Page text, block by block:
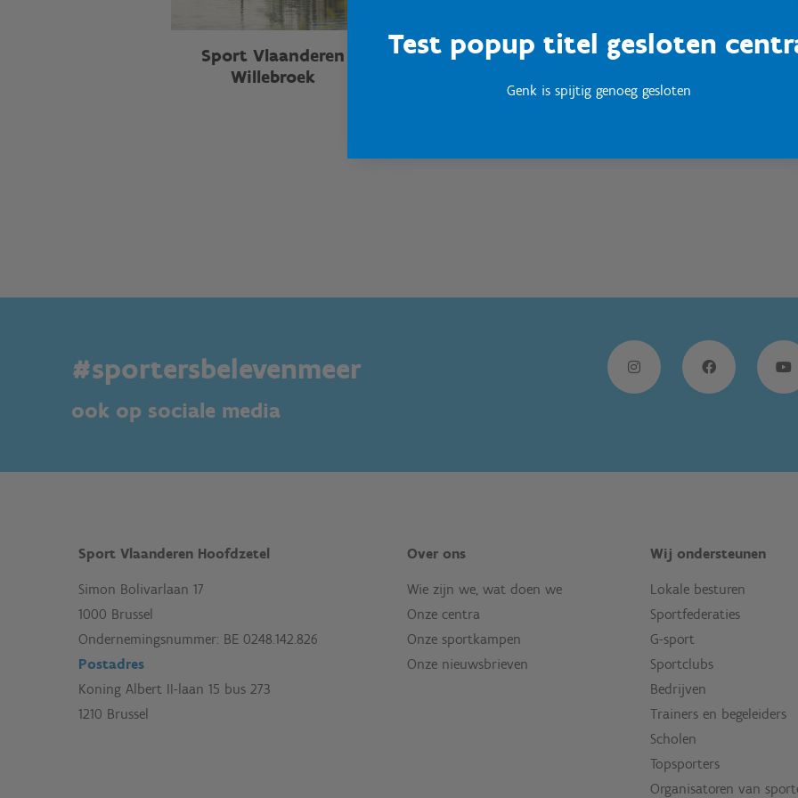
Test popup titel gesloten
Genk is spijtig genoeg gesloten
Sport Vlaanderen
Willebroek
Sport Vlaanderen
#sportersbelevenmeer
ook op sociale media
Sport Vlaanderen Hoofdzetel
Simon Bolivarlaan 17
1000 Brussel
Ondernemingsnummer: BE 0248.142.826
Postadres
Koning Albert II-laan 15 bus 273
1210 Brussel
Over ons
Wie zijn we, wat doen we
Onze centra
Onze sportkampen
Onze nieuwsbrieven
Wij ondersteunen
Lokale besturen
Sportfederaties
G-sport
Sportclubs
Bedrijven
Trainers en begeleiders
Scholen
Topsporters
Organisatoren van